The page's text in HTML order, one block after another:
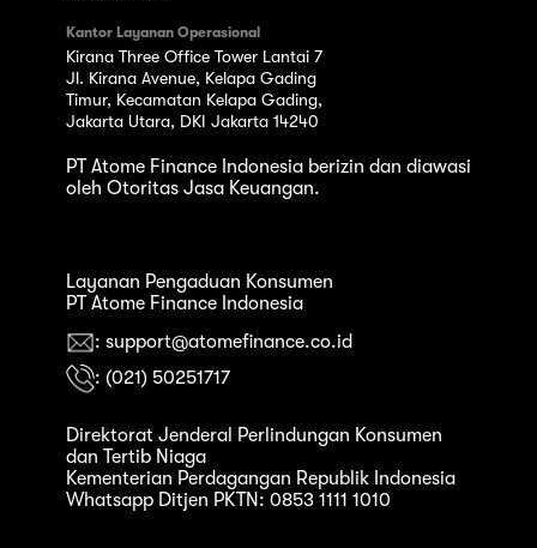
Kantor Layanan Operasional
Kirana Three Office Tower Lantai 7
Jl. Kirana Avenue, Kelapa Gading
Timur, Kecamatan Kelapa Gading,
Jakarta Utara, DKI Jakarta 14240
PT Atome Finance Indonesia berizin dan diawasi
oleh Otoritas Jasa Keuangan.
Layanan Pengaduan Konsumen
PT Atome Finance Indonesia
: support@atomefinance.co.id
: (021) 50251717
Direktorat Jenderal Perlindungan Konsumen
dan Tertib Niaga
Kementerian Perdagangan Republik Indonesia
Whatsapp Ditjen PKTN: 0853 1111 1010